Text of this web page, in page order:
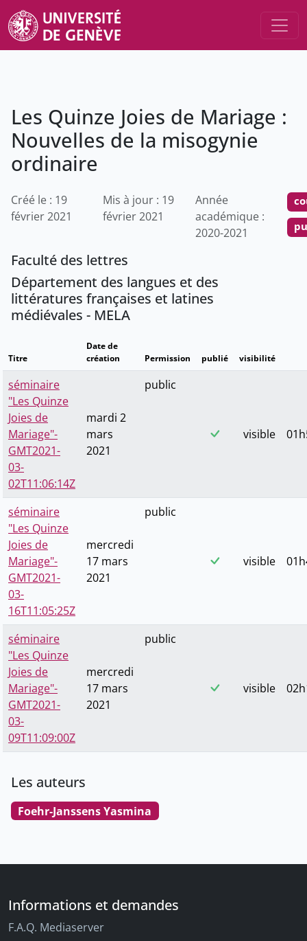
Les Quinze Joies de Mariage :
Nouvelles de la misogynie
ordinaire
Créé le : 19
février 2021
Mis à jour : 19
février 2021
Année
académique :
2020-2021
Faculté des lettres
Département des langues et des
littératures françaises et latines
médiévales - MELA
Titre
Date de
création
Permission publié visibilité
séminaire
"Les Quinze
Joies de
Mariage"-
GMT2021-
03-
02T11:06:14Z
mardi 2
mars
2021
public
visible
séminaire
"Les Quinze
Joies de
Mariage"-
GMT2021-
03-
16T11:05:25Z
mercredi
17 mars
2021
public
visible
séminaire
"Les Quinze
Joies de
Mariage"-
GMT2021-
03-
09T11:09:00Z
mercredi
17 mars
2021
public
visible
Les auteurs
Foehr-Janssens Yasmina
Informations et demandes
F.A.Q. Mediaserver